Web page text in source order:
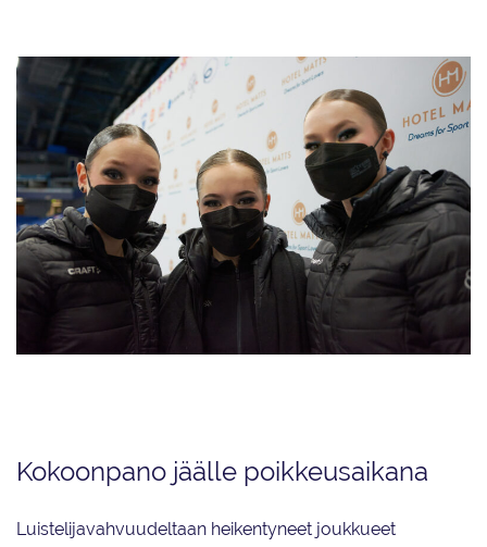
Kokoonpano jäälle poikkeusaikana
Luistelijavahvuudeltaan heikentyneet joukkueet